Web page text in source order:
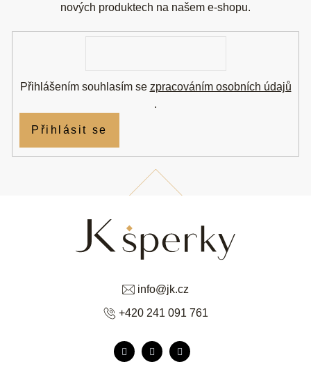
info@jk.cz
+420 241 091 761
nových produktech na našem e-shopu.
Přihlášením souhlasím se zpracováním osobních údajů
.
Přihlásit se